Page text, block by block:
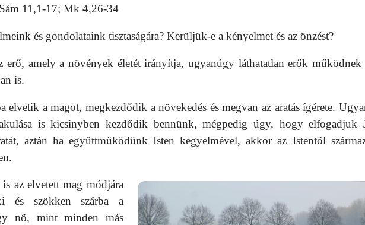
11,1-17; Mk 4,26-34
és gondolataink tisztaságára? Kerüljük-e a kényelmet és az önzést?
erő, amely a növények életét irányítja, ugyanúgy láthatatlan erők működnek
is.
elvetik a magot, megkezdődik a növekedés és megvan az aratás ígérete.
is kicsinyben kezdődik bennünk, mégpedig úgy, hogy elfogadjuk
aztán ha együttműködünk Isten kegyelmével, akkor az Istentől
az elvetett mag módjára
és szökken szárba a
nő, mint minden más